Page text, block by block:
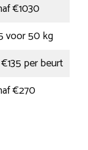
€1030
voor 50 kg
per beurt
€270